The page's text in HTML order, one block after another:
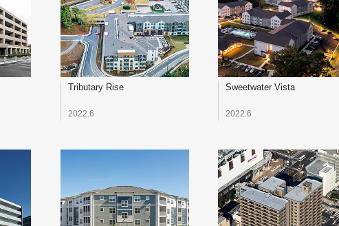
Tributary Rise
2022.6
Sweetwater Vista
2022.6